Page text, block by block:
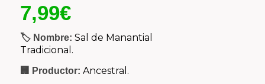
7,99€
🏷️ Nombre: Sal de Manantial
Tradicional.
🏢 Productor: Ancestral.